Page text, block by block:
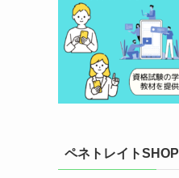
ペネトレイトSHOP